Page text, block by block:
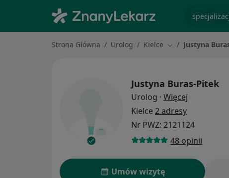
Strona Główna Urolog Kielce Zmień miasto
Justyna
Justyna Buras-Pitek
Urolog · Więcej
Kielce 2 adresy
Nr PWZ: 2121124
48 opinii
Umów wizytę